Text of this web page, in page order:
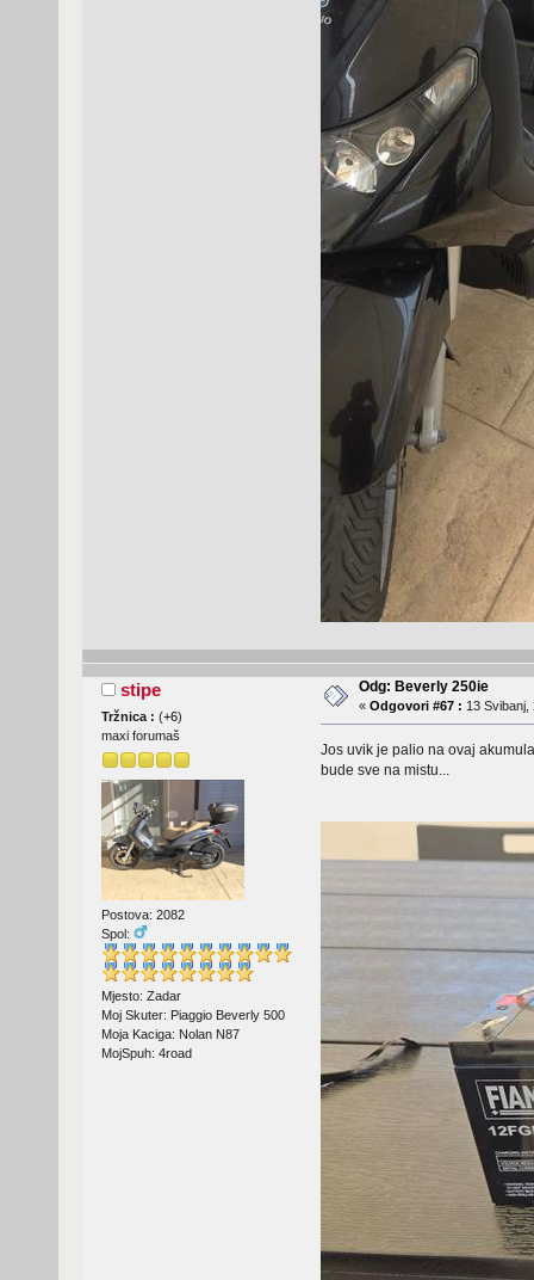
stipe
Tržnica : (+6)
maxi forumaš
Postova: 2082
Spol:
Mjesto: Zadar
Moj Skuter: Piaggio Beverly 500
Moja Kaciga: Nolan N87
MojSpuh: 4road
Odg: Beverly 250ie
« Odgovori #67 : 13 Svibanj,
Jos uvik je palio na ovaj
bude sve na mistu...